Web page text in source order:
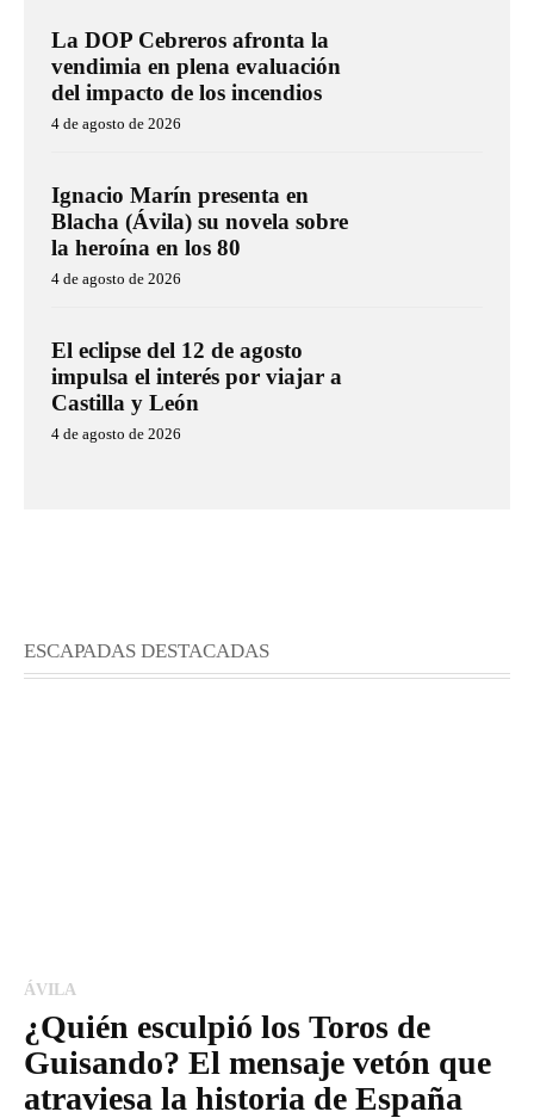
La DOP Cebreros afronta la
vendimia en plena evaluación
del impacto de los incendios
4 de agosto de 2026
Ignacio Marín presenta en
Blacha (Ávila) su novela sobre
la heroína en los 80
4 de agosto de 2026
El eclipse del 12 de agosto
impulsa el interés por viajar a
Castilla y León
4 de agosto de 2026
ESCAPADAS DESTACADAS
ÁVILA
¿Quién esculpió los Toros de
Guisando? El mensaje vetón que
atraviesa la historia de España